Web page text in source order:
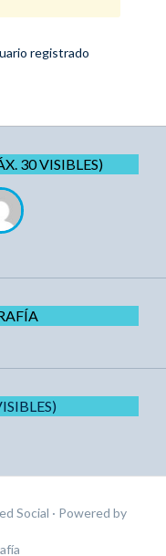
registrado
30 VISIBLES)
Social · Powered by